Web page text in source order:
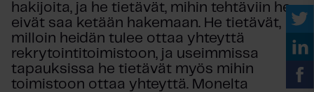
hakijoita, ja he tietävät, mihin tehtäviin he
eivät saa ketään hakemaan. He tietävät,
milloin heidän tulee ottaa yhteyttä
rekrytointitoimistoon, ja useimmissa
tapauksissa he tietävät myös mihin
toimistoon ottaa yhteyttä. Monelta